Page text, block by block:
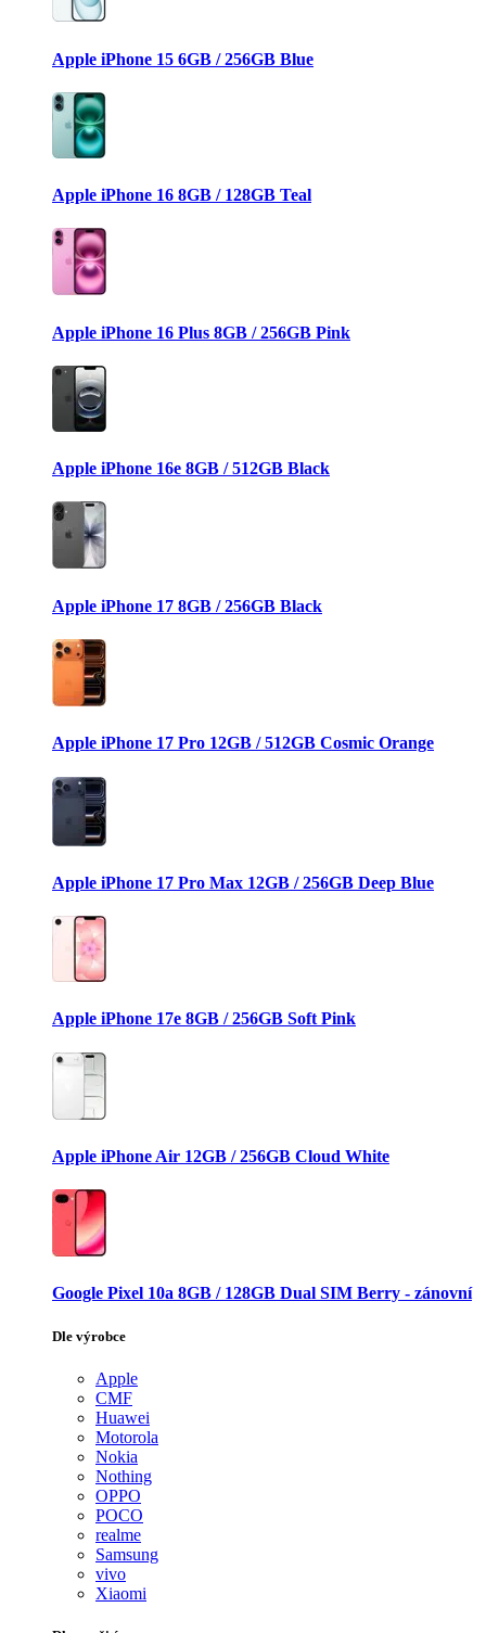
Apple iPhone 15 6GB / 256GB Blue
Apple iPhone 16 8GB / 128GB Teal
Apple iPhone 16 Plus 8GB / 256GB Pink
Apple iPhone 16e 8GB / 512GB Black
Apple iPhone 17 8GB / 256GB Black
Apple iPhone 17 Pro 12GB / 512GB Cosmic Orange
Apple iPhone 17 Pro Max 12GB / 256GB Deep Blue
Apple iPhone 17e 8GB / 256GB Soft Pink
Apple iPhone Air 12GB / 256GB Cloud White
Google Pixel 10a 8GB / 128GB Dual SIM Berry - zánovní
Dle výrobce
Apple
CMF
Huawei
Motorola
Nokia
Nothing
OPPO
POCO
realme
Samsung
vivo
Xiaomi